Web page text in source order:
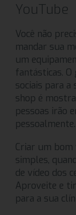
YouTube
Você não
mandar sua
um
fantásticas. O
sociais para a
shop é
pessoas irão
pessoalmente.
Criar um bom
simples,
de vídeo dos
Aproveite e
para a sua